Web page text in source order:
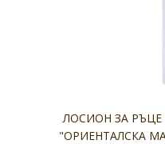
ЛОСИОН ЗА
"ОРИЕНТАЛСКА